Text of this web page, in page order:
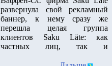
развернула свой рекламный
баннер, к нему сразу же
перешла целая группа
клиентов Saku Läte: как
частных лиц, так и